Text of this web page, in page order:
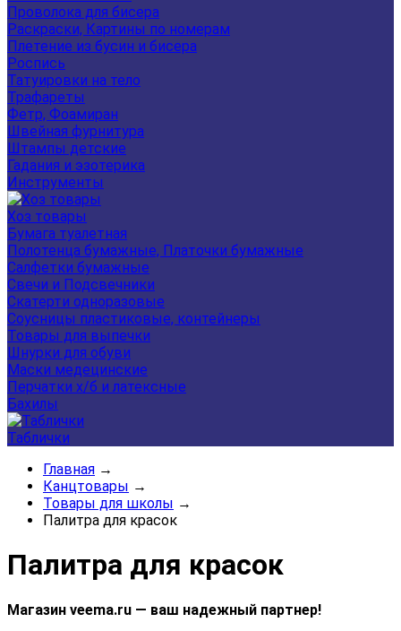
Проволока для бисера
Раскраски, Картины по номерам
Плетение из бусин и бисера
Роспись
Татуировки на тело
Трафареты
Фетр, Фоамиран
Швейная фурнитура
Штампы детские
Гадания и эзотерика
Инструменты
Хоз товары
Бумага туалетная
Полотенца бумажные, Платочки бумажные
Салфетки бумажные
Свечи и Подсвечники
Скатерти одноразовые
Соусницы пластиковые, контейнеры
Товары для выпечки
Шнурки для обуви
Маски медецинские
Перчатки х/б и латексные
Бахилы
Таблички
Главная →
Канцтовары →
Товары для школы →
Палитра для красок
Палитра для красок
Магазин veema.ru — ваш надежный партнер!